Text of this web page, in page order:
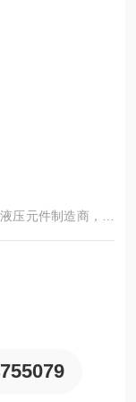
压元件制造商，总
啮合高压齿轮泵，